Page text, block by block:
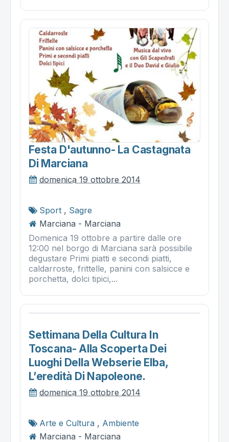
Festa D'autunno- La Castagnata
Di Marciana
domenica 19 ottobre 2014
Sport , Sagre
Marciana - Marciana
Domenica 19 ottobre a partire dalle ore
12:00 nel borgo di Marciana sarà possibile
degustare Primi piatti e secondi piatti,
caldarroste, frittelle, panini con salsicce e
porchetta, dolci tipici,...
Settimana Della Cultura In
Toscana- Alla Scoperta Dei
Luoghi Della Webserie Elba,
L’eredità Di Napoleone.
domenica 19 ottobre 2014
Arte e Cultura , Ambiente
Marciana - Marciana